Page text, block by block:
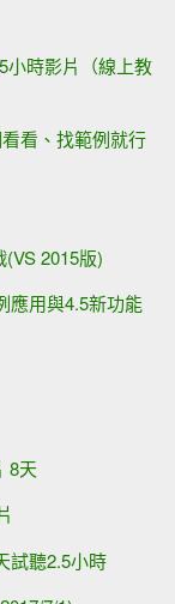
小時影片（線上教
看、找範例就行
2015版)
應用與4.5新功能
8天
試聽2.5小時